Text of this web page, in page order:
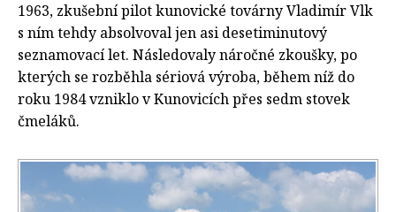
1963, zkušební pilot kunovické továrny Vladimír Vlk
s ním tehdy absolvoval jen asi desetiminutový
seznamovací let. Následovaly náročné zkoušky, po
kterých se rozběhla sériová výroba, během níž do
roku 1984 vzniklo v Kunovicích přes sedm stovek
čmeláků.